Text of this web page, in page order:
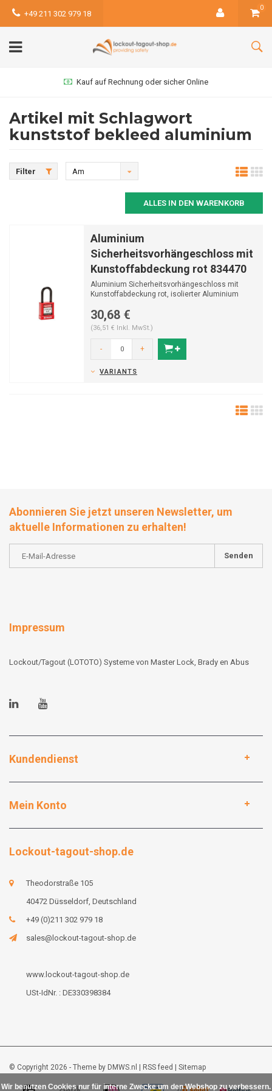
+49 211 302 979 18
0
Kauf auf Rechnung oder sicher Online
Artikel mit Schlagwort
kunststof bekleed aluminium
Filter
Am
ALLES IN DEN WARENKORB
Aluminium
Sicherheitsvorhängeschloss mit
Kunstoffabdeckung rot 834470
Aluminium Sicherheitsvorhängeschloss mit
Kunstoffabdeckung rot, isolierter Aluminium
30,68 €
(36,51 € Inkl. MwSt.)
- +
VARIANTS
Abonnieren Sie jetzt unseren Newsletter, um
aktuelle Informationen zu erhalten!
Senden
Impressum
Lockout/Tagout (LOTOTO) Systeme von Master Lock, Brady en Abus
Kundendienst
Mein Konto
Lockout-tagout-shop.de
Theodorstraße 105
40472 Düsseldorf, Deutschland
+49 (0)211 302 979 18
sales@lockout-tagout-shop.de
www.lockout-tagout-shop.de
USt-IdNr. : DE330398384
© Copyright 2026 - Theme by DMWS.nl RSS feed Sitemap
Wir benutzen Cookies nur für interne Zwecke um den Webshop zu verbessern.